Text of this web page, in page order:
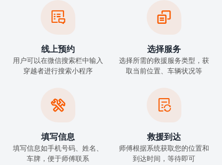

线上预约
用户可以在微信搜索栏中输入
穿越者进行搜索小程序

选择服务
选择所需的救援服务类型，获
取当前位置、车辆状况等

填写信息
填写信息如手机号码、姓名、
车牌，便于师傅联系

救援到达
师傅根据系统获取您的位置和
到达时间，等待即可